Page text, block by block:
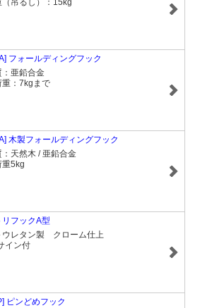
フォールディングフック
：亜鉛合金
重：7kgまで
木製フォールディングフック
：天然木 / 亜鉛合金
重5kg
リフックA型
ウレタン製 クローム仕上
イン付
ピンどめフック